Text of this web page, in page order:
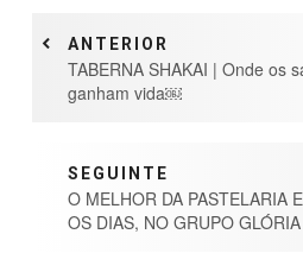
ANTERIOR
TABERNA SHAKAI | Onde os
ganham vida￼
SEGUINTE
O MELHOR DA PASTELARIA
OS DIAS, NO GRUPO GLÓRIA